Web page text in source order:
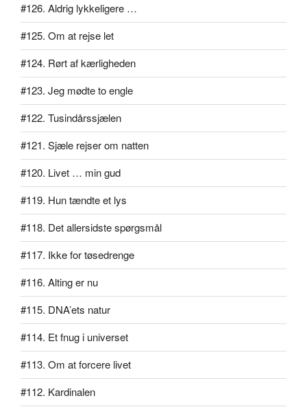
#126. Aldrig lykkeligere …
#125. Om at rejse let
#124. Rørt af kærligheden
#123. Jeg mødte to engle
#122. Tusindårssjælen
#121. Sjæle rejser om natten
#120. Livet … min gud
#119. Hun tændte et lys
#118. Det allersidste spørgsmål
#117. Ikke for tøsedrenge
#116. Alting er nu
#115. DNA’ets natur
#114. Et fnug i universet
#113. Om at forcere livet
#112. Kardinalen